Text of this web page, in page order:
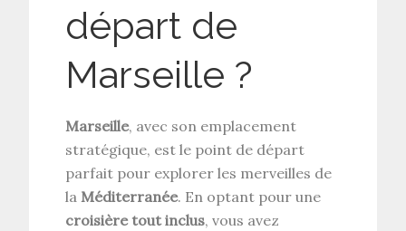
départ de
Marseille ?
Marseille, avec son emplacement
stratégique, est le point de départ
parfait pour explorer les merveilles de
la Méditerranée. En optant pour une
croisière tout inclus, vous avez